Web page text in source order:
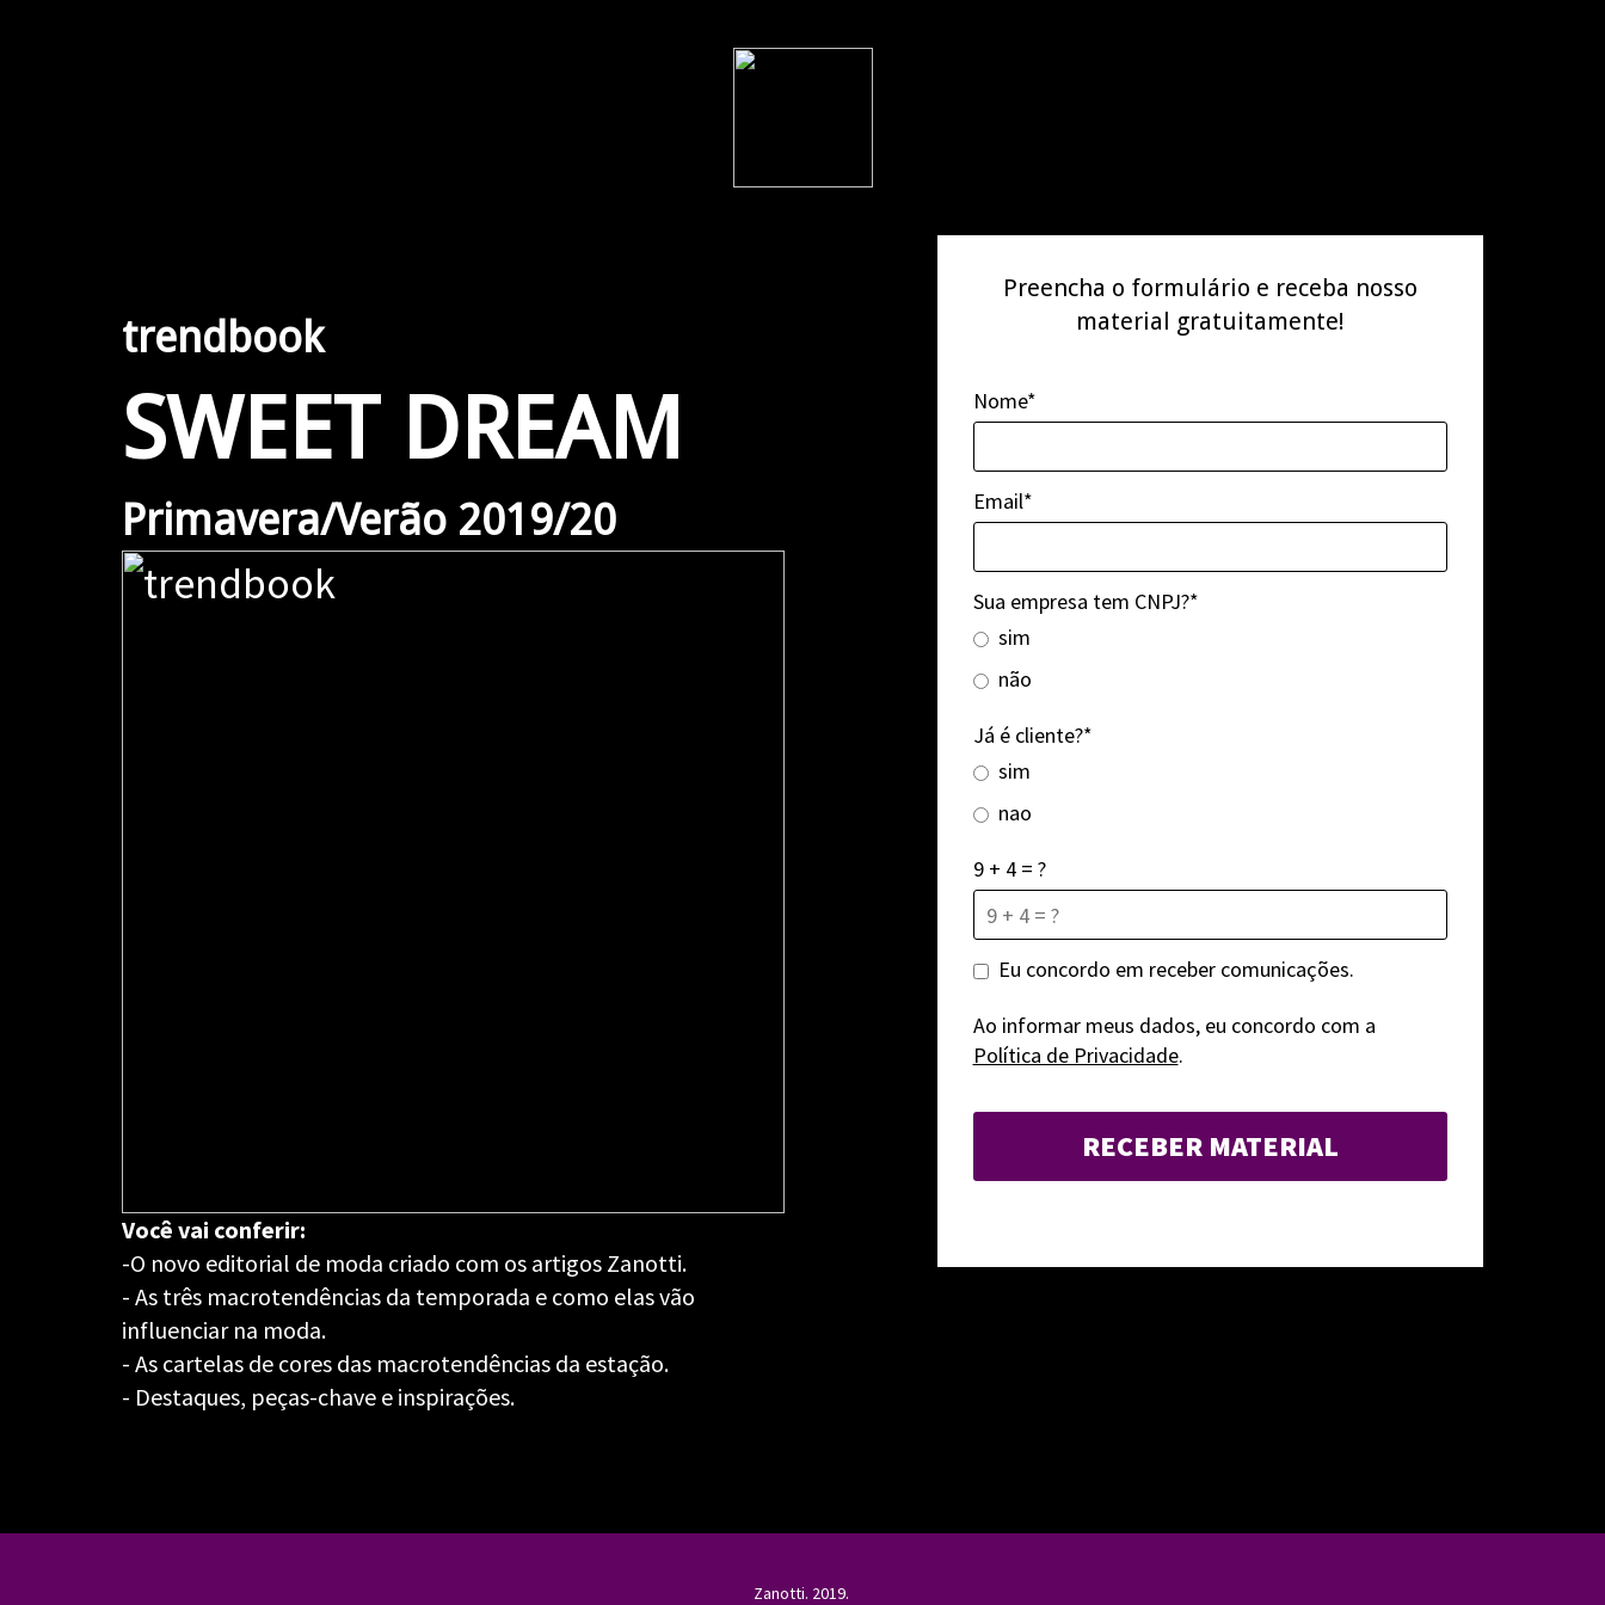
trendbook
SWEET DREAM
Primavera/Verão 2019/20
Você vai conferir:
-O novo editorial de moda criado com os artigos Zanotti.
- As três macrotendências da temporada e como elas vão
influenciar na moda.
- As cartelas de cores das macrotendências da estação.
- Destaques, peças-chave e inspirações.
Preencha o formulário e receba nosso
material gratuitamente!
Nome*
Email*
Sua empresa tem CNPJ?*
sim
não
Já é cliente?*
sim
nao
9 + 4 = ?
Eu concordo em receber comunicações.
Ao informar meus dados, eu concordo com a
Política de Privacidade.
Zanotti. 2019.